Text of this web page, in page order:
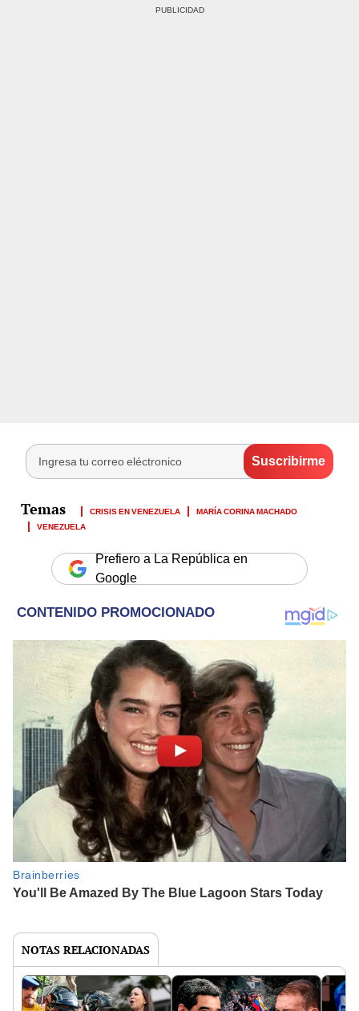
CRISIS EN VENEZUELA
MARÍA CORINA MACHADO
VENEZUELA
Prefiero a La República en
Google
NOTAS RELACIONADAS